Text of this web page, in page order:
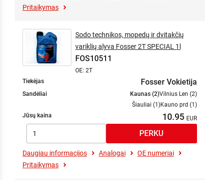
Pritaikymas
Sodo technikos, mopedų ir dvitakčių
variklių alyva Fosser 2T SPECIAL 1l
FOS10511
OE: 2T
Tiekėjas
Fosser Vokietija
Sandėliai Kaunas (2)Vilnius Len (2)
Šiauliai (1)Kauno prd (1)
Jūsų kaina
10.95
Daugiau informacijos Analogai
OE numeriai
Pritaikymas